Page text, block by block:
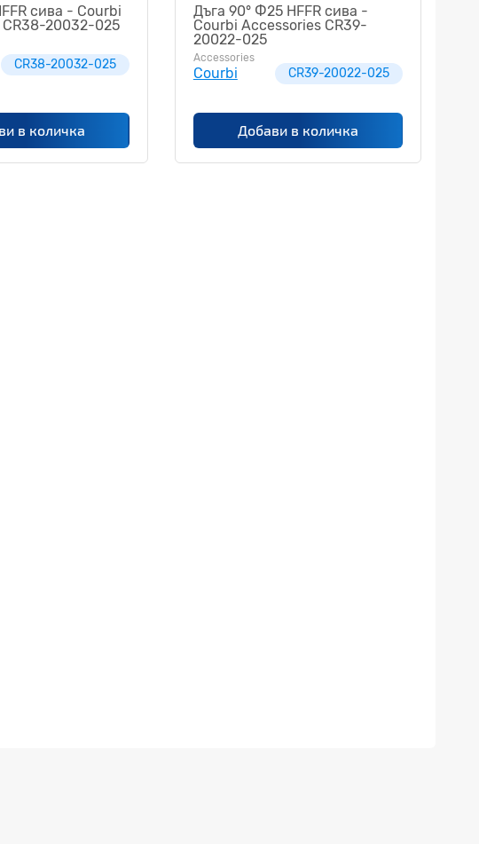
сива - Courbi
CR38-20032-025
CR38-20032-025
в количка
Дъга 90° Ф25 HFFR сива -
Courbi Accessories CR39-
20022-025
Accessories
Courbi CR39-20022-025
Добави в количка